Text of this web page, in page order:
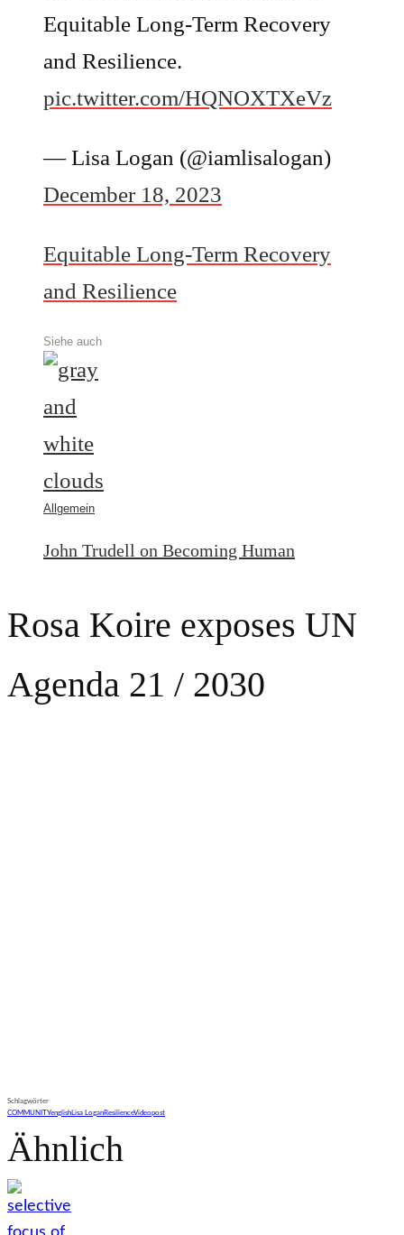
Equitable Long-Term Recovery
and Resilience.
pic.twitter.com/HQNOXTXeVz
— Lisa Logan (@iamlisalogan)
December 18, 2023
Equitable Long-Term Recovery
and Resilience
Siehe auch
Allgemein
John Trudell on Becoming Human
Rosa Koire exposes UN
Agenda 21 / 2030
Schlagwörter
COMMUNITYenglishLisa LoganResilienceVideopost
Ähnlich